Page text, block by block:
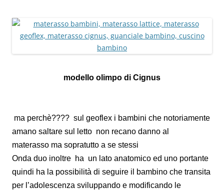
modello olimpo di Cignus
ma perchè???? sul geoflex i bambini che notoriamente
amano saltare sul letto non recano danno al
materasso ma sopratutto a se stessi
Onda duo inoltre ha un lato anatomico ed uno portante
quindi ha la possibilità di seguire il bambino che transita
per l’adolescenza sviluppando e modificando le